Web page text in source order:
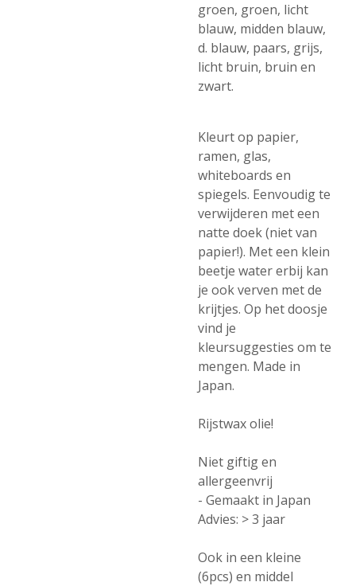
groen, groen, licht
blauw, midden blauw,
d. blauw, paars, grijs,
licht bruin, bruin en
zwart.
Kleurt op papier,
ramen, glas,
whiteboards en
spiegels. Eenvoudig te
verwijderen met een
natte doek (niet van
papier!). Met een klein
beetje water erbij kan
je ook verven met de
krijtjes. Op het doosje
vind je
kleursuggesties om te
mengen. Made in
Japan.
Rijstwax olie!
Niet giftig en
allergeenvrij
- Gemaakt in Japan
Advies: > 3 jaar
Ook in een kleine
(6pcs) en middel